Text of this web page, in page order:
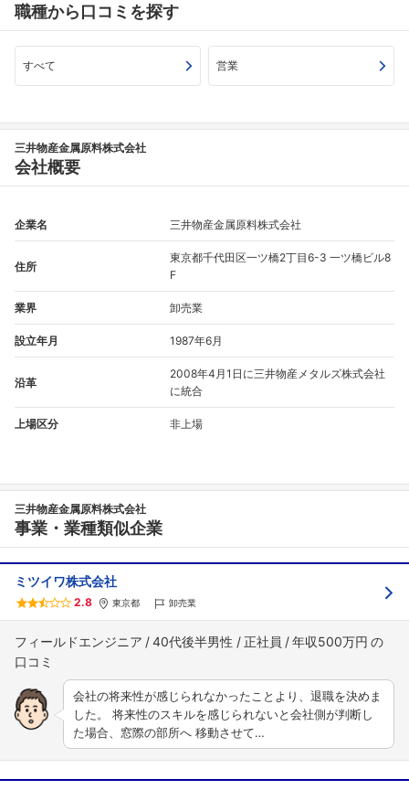
職種から口コミを探す
すべて 営業
三井物産金属原料株式会社
会社概要
企業名 三井物産金属原料株式会社
住所
東京都千代田区一ツ橋2丁目6-3 一ツ橋ビル8
F
業界 卸売業
設立年月 1987年6月
沿革
2008年4月1日に三井物産メタルズ株式会社
に統合
上場区分 非上場
三井物産金属原料株式会社
事業・業種類似企業
ミツイワ株式会社
2.8 東京都 卸売業
フィールドエンジニア 40代後半男性 正社員 年収500万円
会社の将来性が感じられなかったことより、退職を決めま
した。 将来性のスキルを感じられないと会社側が判断し
た場合、窓際の部所へ 移動させて…